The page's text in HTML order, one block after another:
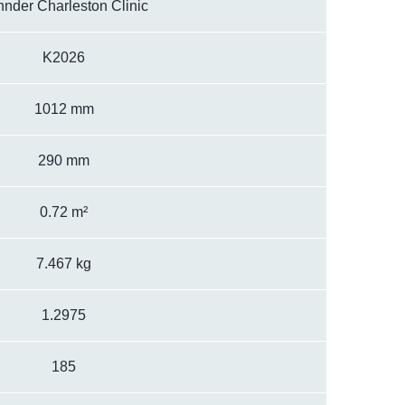
Charleston Clinic
K2026
1012 mm
290 mm
0.72 m²
7.467 kg
1.2975
185